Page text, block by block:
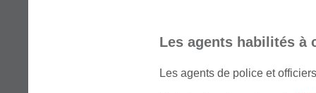
Les agents habilités à
Les agents de police et